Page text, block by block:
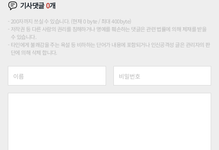
기사댓글0개
200자까지 쓰실 수 있습니다. (현재 0 byte / 최대 400byte)
저작권 등 다른 사람의 권리를 침해하거나 명예를 훼손하는 댓글은 관련 법률에 의해 제재를 받을
수 있습니다.
타인에게 불쾌감을 주는 욕설 등 비하하는 단어가 내용에 포함되거나 인신공격성 글은 관리자의 판
단에 의해 삭제 합니다.